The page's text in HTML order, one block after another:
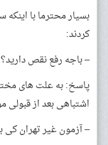
بسیار محترما با
کردند:
– باجه رفع نقص دارید؟
پاسخ: به علت های
اشتباهی بعد از قبولی
– آزمون غیر تهران کی